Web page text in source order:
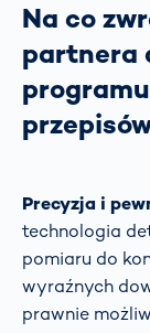
Na co
partnera
Precyzja i
technologia
pomiaru do
wyraźnych
prawnie